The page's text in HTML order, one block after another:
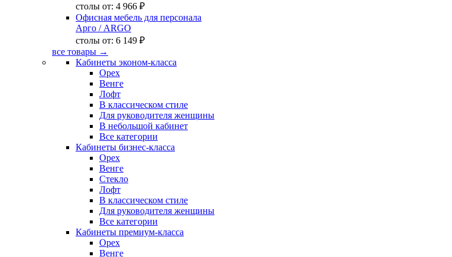
столы от: 4 966 ₽
Офисная мебель для персонала
Арго / ARGO
столы от: 6 149 ₽
все товары →
Кабинеты эконом-класса
Орех
Венге
Лофт
В классическом стиле
Для руководителя женщины
В небольшой кабинет
Все категории
Кабинеты бизнес-класса
Орех
Венге
Стекло
Лофт
В классическом стиле
Для руководителя женщины
Все категории
Кабинеты премиум-класса
Орех
Венге